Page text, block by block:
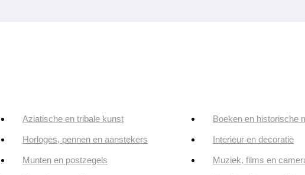
Aziatische en tribale kunst Boeken en historische
Horloges, pennen en aanstekers Interieur en decoratie
Munten en postzegels Muziek, films en